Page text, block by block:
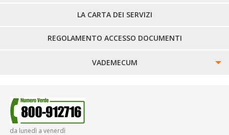
LA CARTA DEI SERVIZI
REGOLAMENTO ACCESSO DOCUMENTI
VADEMECUM
SMARRIMENTO OGGETTI
da lunedì a venerdì